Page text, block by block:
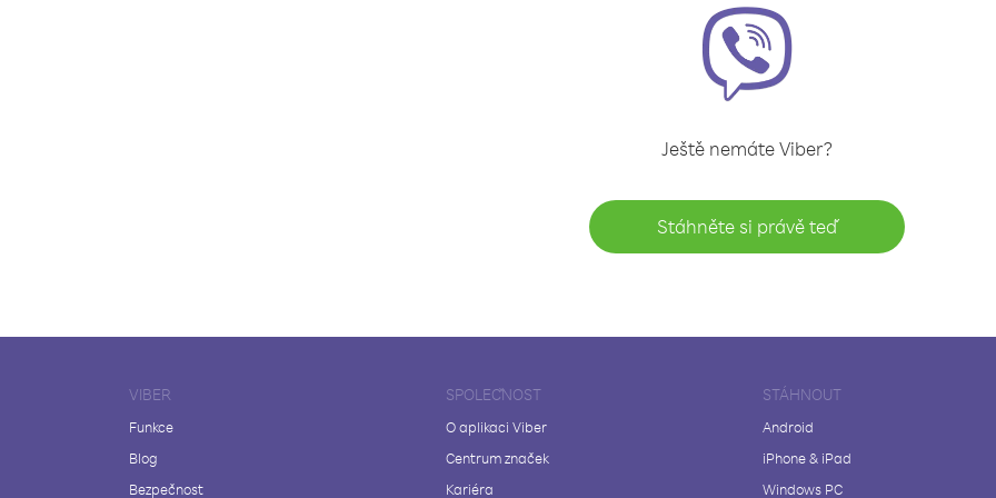
Ještě nemáte Viber?
Stáhněte si právě teď
VIBER
Funkce
Blog
Bezpečnost
SPOLEČNOST
O aplikaci Viber
Centrum značek
Kariéra
STÁHNOUT
Android
iPhone & iPad
Windows PC